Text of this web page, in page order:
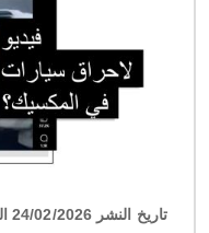
تاريخ النشر 24/02/2026 الساعة 12:42